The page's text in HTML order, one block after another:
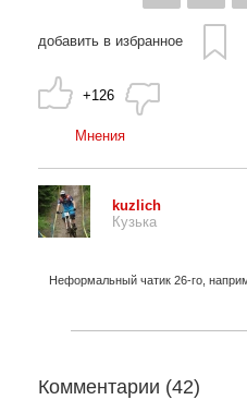
добавить в избранное
+126
Мнения
kuzlich
Кузька
Неформальный чатик 26-го,
Комментарии (42)